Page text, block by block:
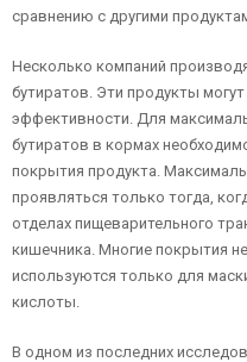
сравнению с другими
Несколько компаний
бутиратов. Эти продукты
эффективности. Для
бутиратов в кормах
покрытия продукта.
проявляться только тогда,
отделах пищеварительного
кишечника. Многие покрытия
используются только для
кислоты.
В одном из последних